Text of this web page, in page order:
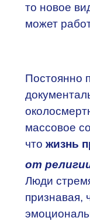
то новое
может
Постоянно
массовое
что жизнь
от
Люди
признавая,